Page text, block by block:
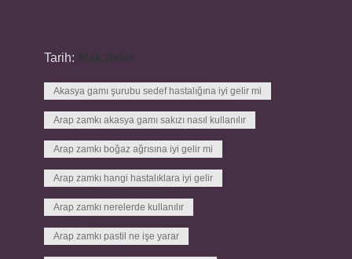
Tarih:
Akasya gamı şurubu sedef hastalığına iyi gelir mi
Arap zamkı akasya gamı sakızı nasıl kullanılır
Arap zamkı boğaz ağrısına iyi gelir mi
Arap zamkı hangi hastalıklara iyi gelir
Arap zamkı nerelerde kullanılır
Arap zamkı pastil ne işe yarar